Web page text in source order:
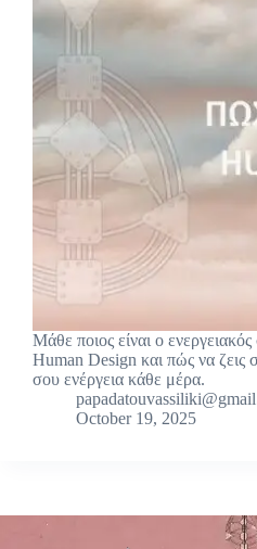
Μάθε ποιος είναι ο
Human Design και πώς να ζεις
σου ενέργεια κάθε μέρα.
October 19, 2025